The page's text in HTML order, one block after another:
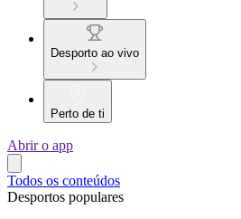
Desporto ao vivo
Perto de ti
Abrir o app
Todos os conteúdos
Desportos populares